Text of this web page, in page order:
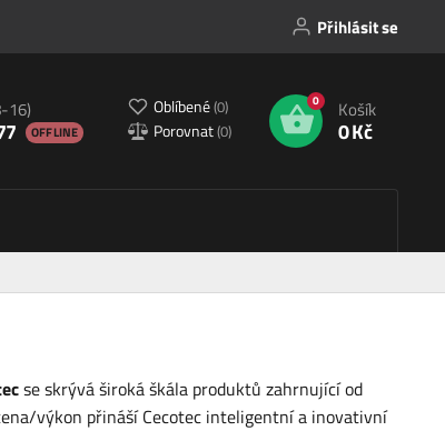
Přihlásit se
16)
OFFLINE
Oblíbené(0)
Porovnat(0)
0 Košík
0 Kč
se skrývá široká škála produktů zahrnující od
výkon přináší Cecotec inteligentní a inovativní